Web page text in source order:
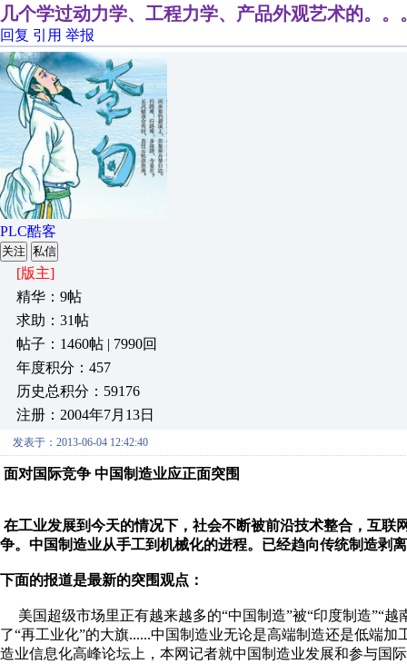
几个学过动力学、工程力学、产品外观艺术的。。
回复 引用 举报
PLC酷客
关注 私信
[版主]
精华：9帖
求助：31帖
帖子：1460帖 | 7990回
年度积分：457
历史总积分：59176
注册：2004年7月13日
发表于：2013-06-04 12:42:40
面对国际竞争 中国制造业应正面突围
在工业发展到今天的情况下，社会不断被前沿技术整合，互
争。中国制造业从手工到机械化的进程。已经趋向传统制造剥
下面的报道是最新的突围观点：
美国超级市场里正有越来越多的“中国制造”被“印度制造”“
了“再工业化”的大旗......中国制造业无论是高端制造还是低端
造业信息化高峰论坛上，本网记者就中国制造业发展和参与国